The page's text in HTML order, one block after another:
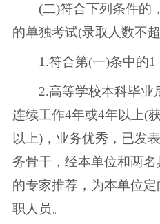
(二)符合下列条件的
的单独考试(录取人数不超
1.符合第(一)条中的1
2.高等学校本科毕业
连续工作4年或4年以上(
以上)，业务优秀，已发
务骨干，经本单位和两
的专家推荐，为本单位
职人员。